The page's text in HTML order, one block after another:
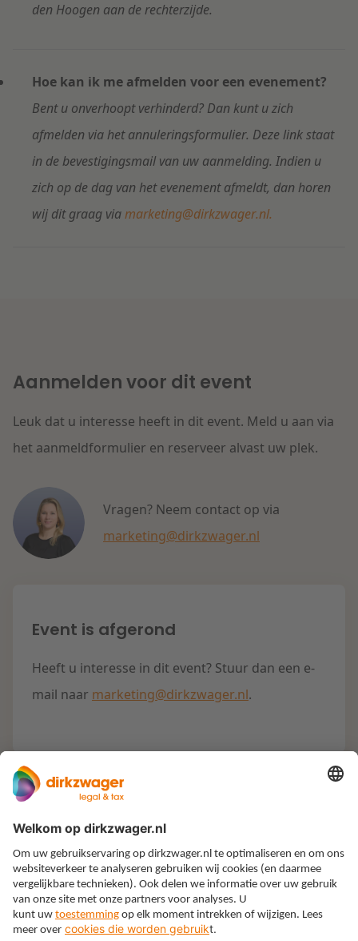
den Hoogen aan de rechterzijde.
Hoe kan ik me afmelden voor een evenement?
Bent u onverhoopt verhinderd? Dan kunt u zich
afmelden via het annuleringsformulier. Deze link staat
in de bevestigingsmail van uw aanmelding. Indien u
zich op de dag van het evenement afmeldt, dan horen
wij dit graag viamarketing@dirkzwager.nl.
Aanmelden voor dit event
Leuk dat u interesse heeft in dit event. Meld u aan via
het aanmeldformulier en reserveer alvast uw plek.
Vragen? Neem contact op via
marketing@dirkzwager.nl
Event is afgerond
Heeft u interesse in dit event? Stuur dan een e-
mail naar marketing@dirkzwager.nl.
Expertises
Thema’s